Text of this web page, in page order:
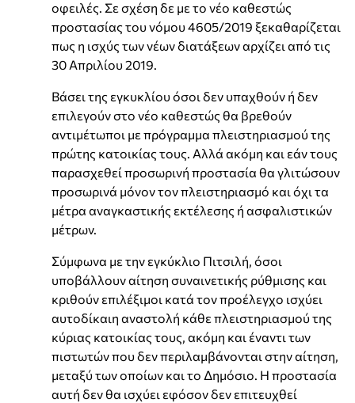
οφειλές. Σε σχέση δε με το νέο καθεστώς
προστασίας του νόμου 4605/2019 ξεκαθαρίζεται
πως η ισχύς των νέων διατάξεων αρχίζει από τις
30 Απριλίου 2019.
Βάσει της εγκυκλίου όσοι δεν υπαχθούν ή δεν
επιλεγούν στο νέο καθεστώς θα βρεθούν
αντιμέτωποι με πρόγραμμα πλειστηριασμού της
πρώτης κατοικίας τους. Αλλά ακόμη και εάν τους
παρασχεθεί προσωρινή προστασία θα γλιτώσουν
προσωρινά μόνον τον πλειστηριασμό και όχι τα
μέτρα αναγκαστικής εκτέλεσης ή ασφαλιστικών
μέτρων.
Σύμφωνα με την εγκύκλιο Πιτσιλή, όσοι
υποβάλλουν αίτηση συναινετικής ρύθμισης και
κριθούν επιλέξιμοι κατά τον προέλεγχο ισχύει
αυτοδίκαιη αναστολή κάθε πλειστηριασμού της
κύριας κατοικίας τους, ακόμη και έναντι των
πιστωτών που δεν περιλαμβάνονται στην αίτηση,
μεταξύ των οποίων και το Δημόσιο. Η προστασία
αυτή δεν θα ισχύει εφόσον δεν επιτευχθεί